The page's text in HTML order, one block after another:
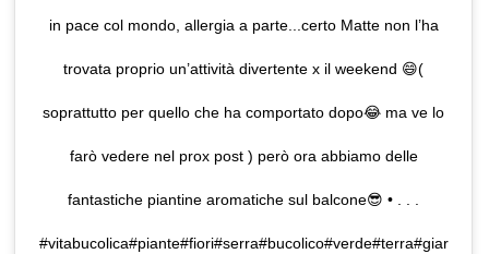
in pace col mondo, allergia a parte...certo Matte non l’ha
trovata proprio un’attività divertente x il weekend 😄(
soprattutto per quello che ha comportato dopo😂 ma ve lo
farò vedere nel prox post ) però ora abbiamo delle
fantastiche piantine aromatiche sul balcone😎 • . . .
#vitabucolica#piante#fiori#serra#bucolico#verde#terra#giar